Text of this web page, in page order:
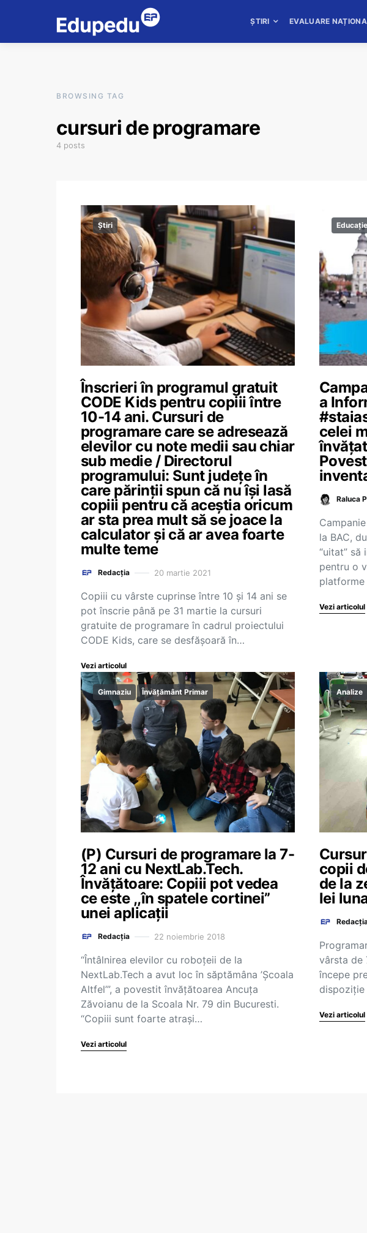
ȘTIRI EVALUARE
BROWSING TAG
cursuri de programare
4 posts
Știri
Înscrieri în programul gratuit
CODE Kids pentru copiii între
10-14 ani. Cursuri de
programare care se adresează
elevilor cu note medii sau chiar
sub medie / Directorul
programului: Sunt județe în
care părinții spun că nu își lasă
copiii pentru că aceștia oricum
ar sta prea mult să se joace la
calculator și că ar avea foarte
multe teme
Redacția 20 martie 2021
Copiii cu vârste cuprinse între 10 și 14 ani se
pot înscrie până pe 31 martie la cursuri
gratuite de programare în cadrul proiectului
CODE Kids, care se desfășoară în…
Vezi articolul
Educație
a
celei
Raluca
la BAC,
“uitat” să
pentru o
Vezi articolul
Gimnaziu Învățământ Primar
(P) Cursuri de programare la 7-
12 ani cu NextLab.Tech.
Învățătoare: Copiii pot vedea
ce este ,,în spatele cortinei”
unei aplicații
Redacția 22 noiembrie 2018
“Întâlnirea elevilor cu roboțeii de la
NextLab.Tech a avut loc în săptămâna ’Școala
Altfel’”, a povestit învățătoarea Ancuța
Zăvoianu de la Scoala Nr. 79 din Bucuresti.
“Copiii sunt foarte atrași…
Vezi articolul
Analize
copii
de la
lei
vârsta de
începe
Vezi articolul